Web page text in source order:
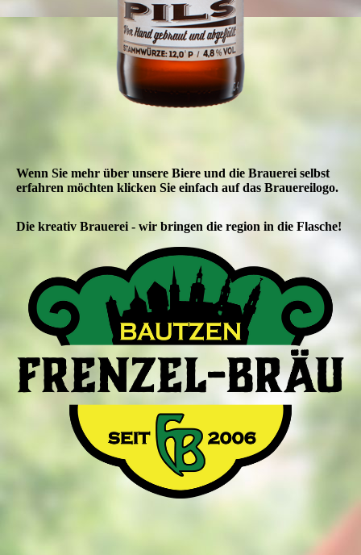
Wenn Sie mehr über unsere Biere und die Brauerei selbst
erfahren möchten klicken Sie einfach auf das Brauereilogo.
Die kreativ Brauerei - wir bringen die region in die Flasche!